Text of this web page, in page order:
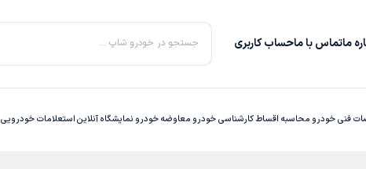
ماتماس با ماحساب کاربری جستجو در خودرو شاپ ...
فنی خودرو محاسبه اقساطکارشناسی خودرو معاوضه خودرو نمایشگاه آنلایناستعلامات خودرویی